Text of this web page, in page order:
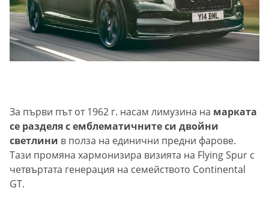
За първи път от 1962 г. насам лимузина на марката
се разделя с емблематичните си двойни
светлини в полза на единични предни фарове.
Тази промяна хармонизира визията на Flying Spur с
четвъртата генерация на семейството Continental
GT.